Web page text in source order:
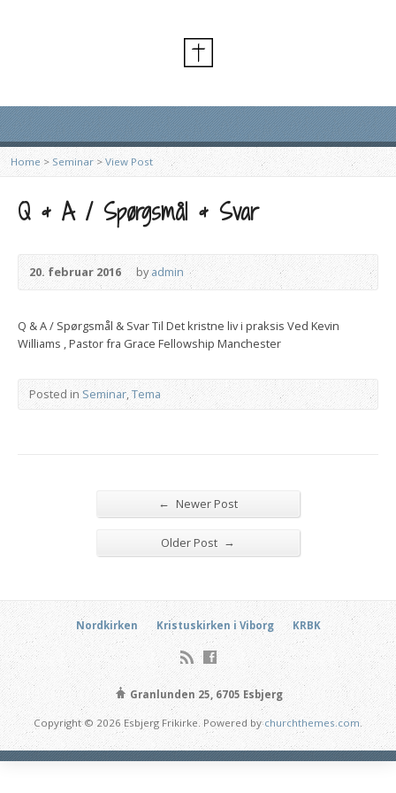
Home > Seminar >View Post
Q & A / Spørgsmål & Svar
20. februar 2016 byadmin
Q & A / Spørgsmål & Svar Til Det kristne liv i praksis Ved Kevin
Williams , Pastor fra Grace Fellowship Manchester
Posted in Seminar,Tema
← Newer Post
Older Post →
Nordkirken Kristuskirken i Viborg KRBK
Granlunden 25, 6705 Esbjerg
Copyright © 2026 Esbjerg Frikirke. Powered bychurchthemes.com